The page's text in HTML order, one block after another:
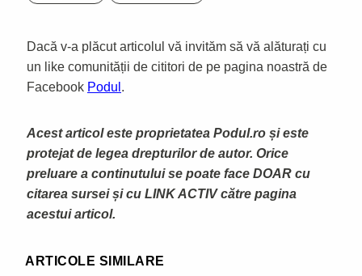
Dacă v-a plăcut articolul vă invităm să vă alăturați cu
un like comunității de cititori de pe pagina noastră de
Facebook Podul .
Acest articol este proprietatea Podul.ro și este
protejat de legea drepturilor de autor. Orice
preluare a continutului se poate face DOAR cu
citarea sursei și cu LINK ACTIV către pagina
acestui articol.
ARTICOLE SIMILARE